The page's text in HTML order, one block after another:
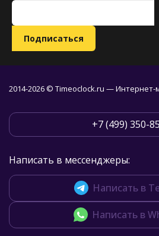
2014-2026 © Timeoclock.ru — Интернет-
+7 (499) 350-
Написать в мессенджеры:
Написать в
Написать в